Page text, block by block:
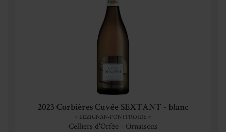
2023 Corbières Cuvée SEXTANT - blanc
» LEZIGNAN-FONTFROIDE «
Celliers d'Orfée - Ornaisons